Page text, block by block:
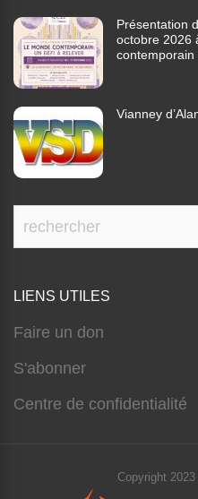
Présentation
octobre 2026
contemporain
Vianney
LIENS UTILES
Faire un don
S'abonner
Centre de confidentialité
Copyright